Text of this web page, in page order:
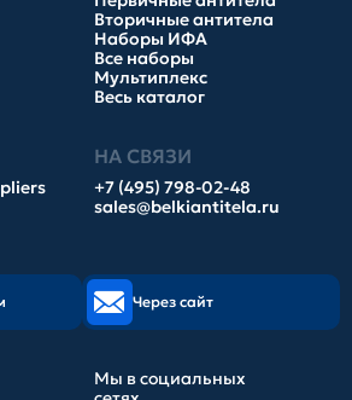
Вторичные антитела
Наборы ИФА
Все наборы
Мультиплекс
Весь каталог
НА СВЯЗИ
+7 (495) 798-02-48
sales@belkiantitela.ru
Через сайт
Мы в социальных